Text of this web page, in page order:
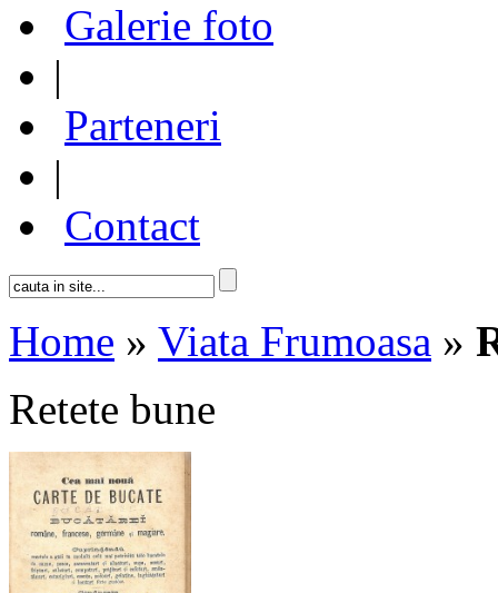
Galerie foto
|
Parteneri
|
Contact
Home » Viata Frumoasa »
Retete bune